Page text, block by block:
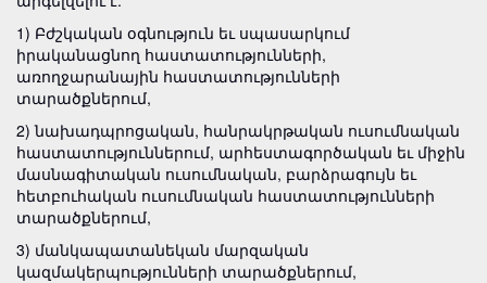
1) Բժշկական օգնություն եւ սպասարկում
իրականացնող հաստատությունների,
առողջարանային հաստատությունների
տարածքներում,
2) նախադպրոցական, հանրակրթական ուսումնական
հաստատություններում, արհեստագործական եւ միջին
մասնագիտական ուսումնական, բարձրագույն եւ
հետբուհական ուսումնական հաստատությունների
տարածքներում,
3) մանկապատանեկան մարզական
կազմակերպությունների տարածքներում,